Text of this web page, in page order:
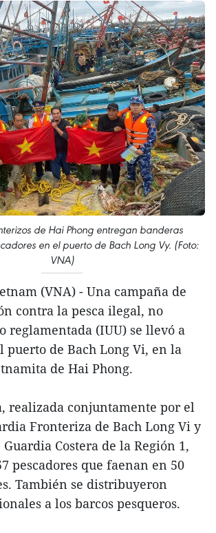
de Hai Phong entregan banderas
en el puerto de Bach Long Vy. (Foto:
VNA)
(VNA) - Una campaña de
contra la pesca ilegal, no
reglamentada (IUU) se llevó a
puerto de Bach Long Vi, en la
de Hai Phong.
realizada conjuntamente por el
Fronteriza de Bach Long Vi y
Costera de la Región 1,
pescadores que faenan en 50
También se distribuyeron
a los barcos pesqueros.